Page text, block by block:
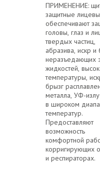
ПРИМЕНЕНИЕ:
защитные
обеспечивают
головы, глаз и
твердых частиц,
абразива, искр и
неразъедающих
жидкостей,
температуры,
брызг
металла, УФ-
в широком
температур.
Предоставляют
возможность
комфортной
корригирующих
и респираторах.